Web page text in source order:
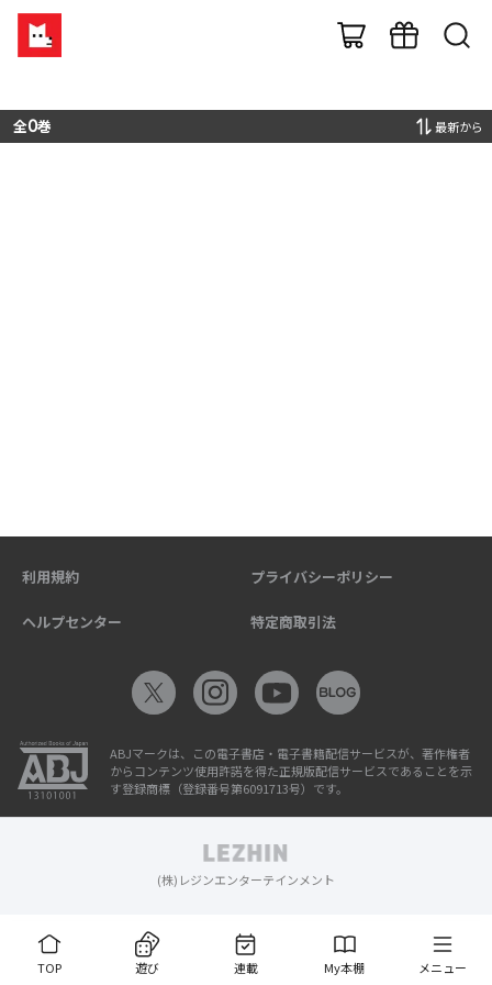
全0巻 最新から
TOP 遊び 連載 My本棚 メニュー
利用規約 プライバシーポリシー
ヘルプセンター 特定商取引法
ABJマークは、この電子書店・電子書籍配信サービスが、著作権者
からコンテンツ使用許諾を得た正規版配信サービスであることを示
す登録商標（登録番号第6091713号）です。
(株)レジンエンターテインメント